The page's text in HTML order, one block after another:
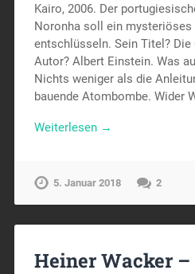
Kairo, 2006. Der
Noronha soll ein
entschlüsseln. Sein Titel?
Autor? Albert Einstein. Was
Nichts weniger als die
bauende Atombombe. Wider
Weiterlesen →
5. Januar 2018 2
Heiner Wacker